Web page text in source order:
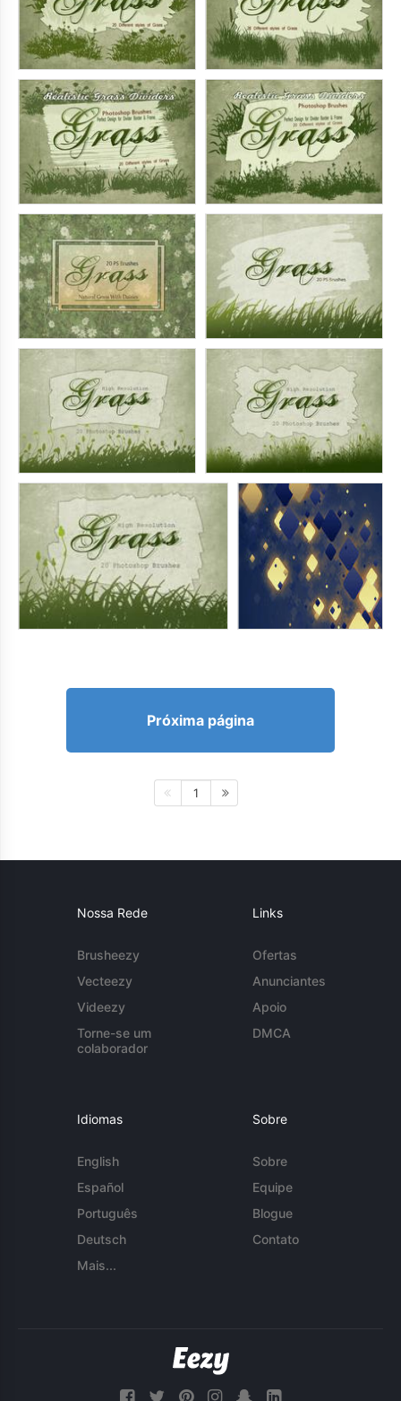
Próxima página
1
Nossa Rede
Brusheezy
Vecteezy
Videezy
Torne-se um
colaborador
Links
Ofertas
Anunciantes
Apoio
DMCA
Idiomas
English
Español
Português
Deutsch
Mais...
Sobre
Sobre
Equipe
Blogue
Contato